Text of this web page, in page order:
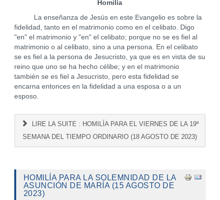
Homilía
La enseñanza de Jesús en este Evangelio es sobre la
fidelidad, tanto en el matrimonio como en el celibato. Digo
"en" el matrimonio y "en" el celibato; porque no se es fiel al
matrimonio o al celibato, sino a una persona. En el celibato
se es fiel a la persona de Jesucristo, ya que es en vista de su
reino que uno se ha hecho célibe; y en el matrimonio
también se es fiel a Jesucristo, pero esta fidelidad se
encarna entonces en la fidelidad a una esposa o a un
esposo.
LIRE LA SUITE : HOMILÍA PARA EL VIERNES DE LA 19ª
SEMANA DEL TIEMPO ORDINARIO (18 AGOSTO DE 2023)
HOMILÍA PARA LA SOLEMNIDAD DE LA
ASUNCIÓN DE MARÍA (15 AGOSTO DE
2023)